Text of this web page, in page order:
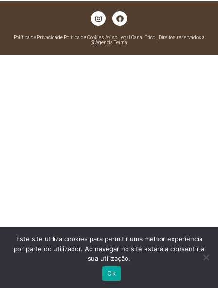
Política de PrivacidadePolítica de Cookies Aviso Legal Canal Ético | Direitos reservados a
@Agencia Teima
Este site utiliza cookies para permitir uma melhor experiência
por parte do utilizador. Ao navegar no site estará a consentir a
sua utilização.
Ok